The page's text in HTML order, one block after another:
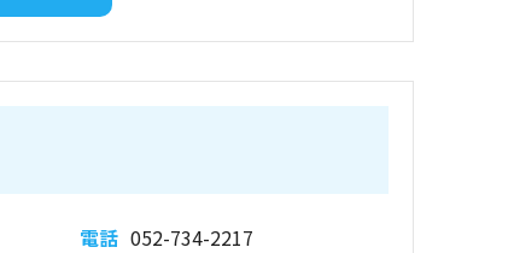
電話 052-734-2217